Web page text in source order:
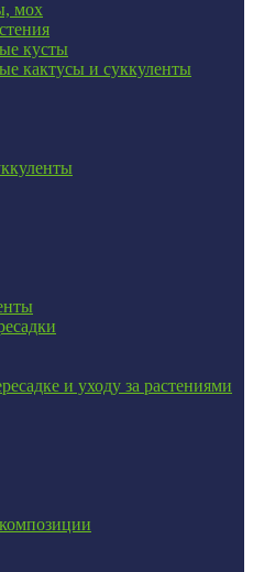
мох
кусты
кактусы и суккуленты
и уходу за растениями